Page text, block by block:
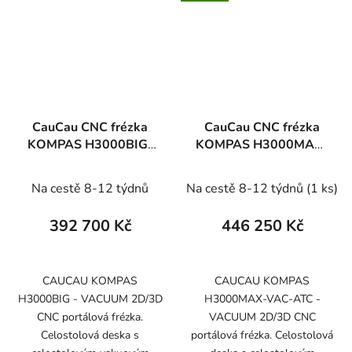
CauCau CNC frézka
KOMPAS H3000BIG-
Na cestě 8-12 týdnů
392 700 Kč
CAUCAU KOMPAS
H3000BIG - VACUUM 2D/3D
CNC portálová frézka.
Celostolová deska s
CauCau CNC frézka
KOMPAS H3000MAX-
Na cestě 8-12 týdnů (1 ks)
446 250 Kč
CAUCAU KOMPAS
H3000MAX-VAC-ATC -
VACUUM 2D/3D CNC
portálová frézka. Celostolová